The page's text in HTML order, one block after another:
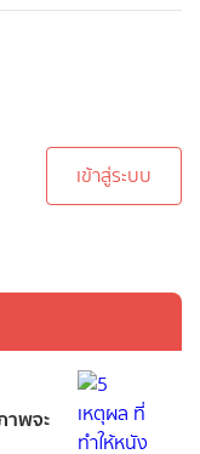
เข้าสู่ระบบ
าพจะ